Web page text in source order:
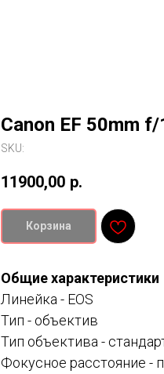
Canon EF 50mm
SKU:
11900,00 р.
Корзина
Общие характеристики
Линейка - EOS
Тип - объектив
Тип объектива -
Фокусное расстояние -